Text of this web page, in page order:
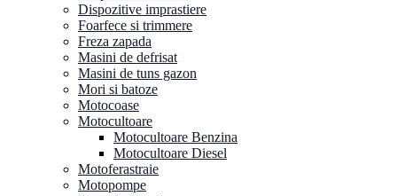
Dispozitive imprastiere
Foarfece si trimmere
Freza zapada
Masini de defrisat
Masini de tuns gazon
Mori si batoze
Motocoase
Motocultoare
Motocultoare Benzina
Motocultoare Diesel
Motoferastraie
Motopompe